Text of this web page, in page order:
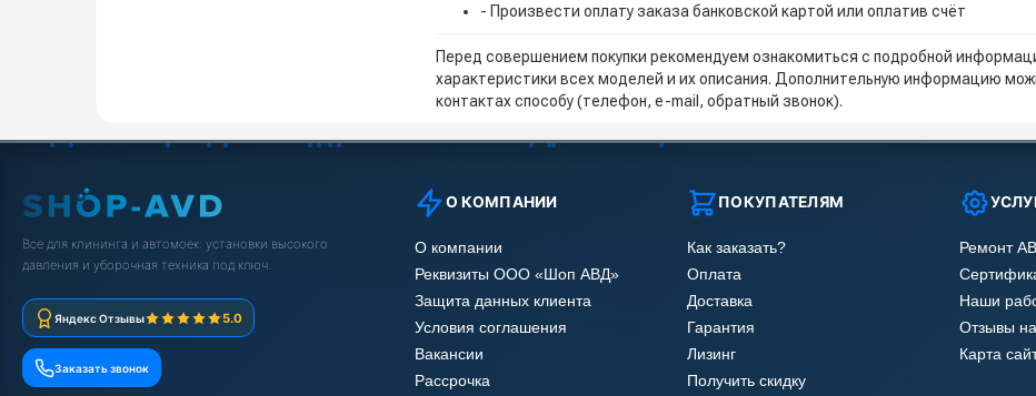
- Произвести оплату заказа банковской картой или оплатив счёт
Перед совершением покупки рекомендуем ознакомиться с подробной
характеристики всех моделей и их описания. Дополнительную информацию
контактах способу (телефон, e-mail, обратный звонок).
Всё для клининга и автомоек: установки высокого
давления и уборочная техника под ключ.
Яндекс Отзывы 5.0
Заказать звонок
О КОМПАНИИ
О компании
Реквизиты ООО «Шоп АВД»
Защита данных клиента
Условия соглашения
Вакансии
Рассрочка
ПОКУПАТЕЛЯМ
Как заказать?
Оплата
Доставка
Гарантия
Лизинг
Получить скидку
Ремонт
Наши
Отзывы
Карта